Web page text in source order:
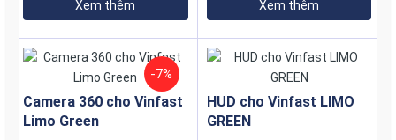
Cốp để đồ di động
hoặc gấp gọn để dễ dàng vệ sinh hoặc thay đổi vị trí. Ưu
điểm lớn nhất của cốp di động là khả năng tùy biến phù
hợp với từng mục đích sử dụng khác nhau.
Trong bối cảnh vận hành của xe Limo Green, cốp di động
Xem thêm Xem thêm
-7%
Camera 360 cho Vinfast
Limo Green
HUD cho Vinfast LIMO
GREEN